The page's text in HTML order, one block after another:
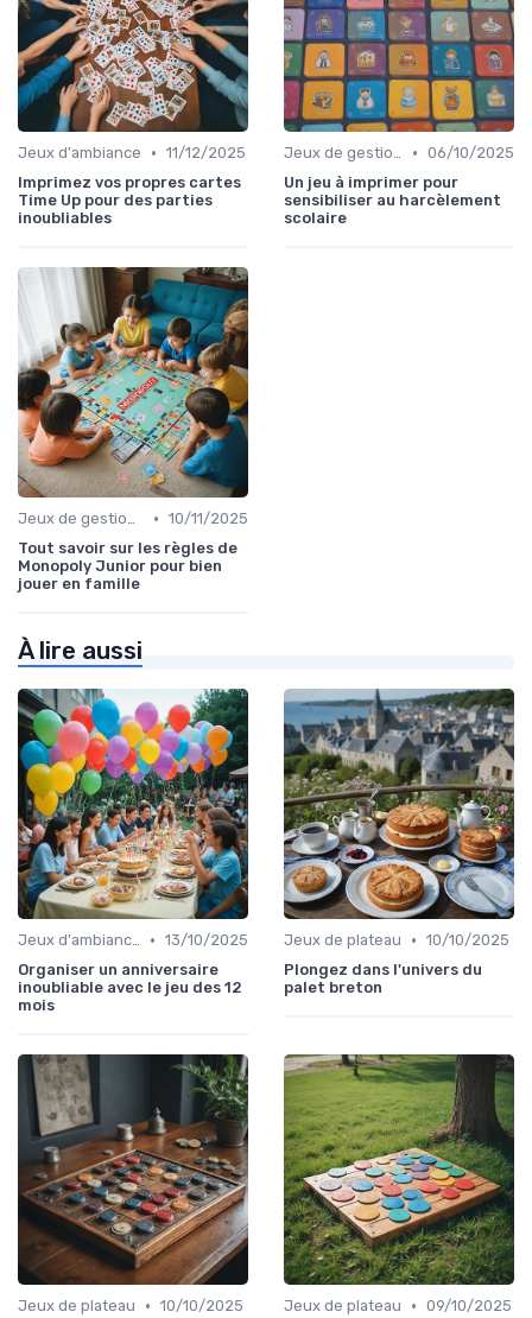
Jeux d'ambiance • 11/12/2025
Imprimez vos propres cartes
Time Up pour des parties
inoubliables
Jeux de gestion de ressources • 06/10/2025
Un jeu à imprimer pour
sensibiliser au harcèlement
scolaire
Jeux de gestion de ressources • 10/11/2025
Tout savoir sur les règles de
Monopoly Junior pour bien
jouer en famille
À lire aussi
Jeux d'ambiance • 13/10/2025
Organiser un anniversaire
inoubliable avec le jeu des 12
mois
Jeux de plateau • 10/10/2025
Plongez dans l'univers du
palet breton
Jeux de plateau • 10/10/2025
Jeux de plateau • 09/10/2025